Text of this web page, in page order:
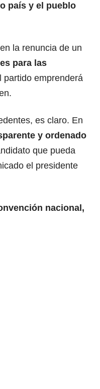
país y el pueblo
la renuncia de un
para las
partido emprenderá
es claro. En
y ordenado
que pueda
el presidente
nacional,